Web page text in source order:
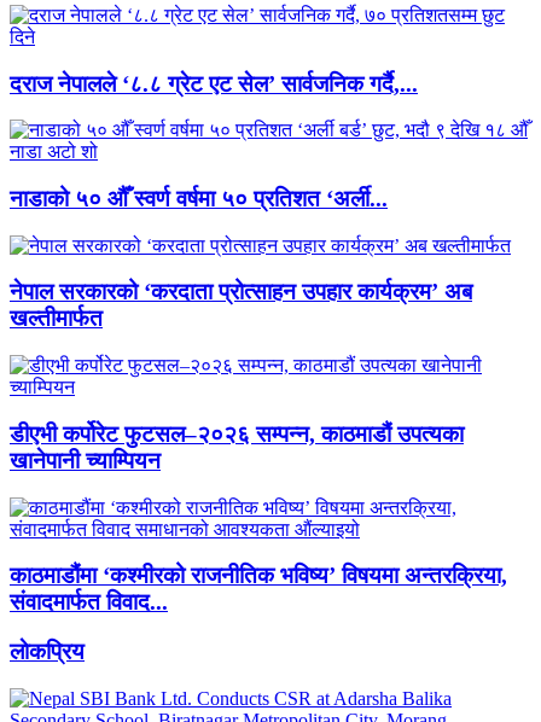
दराज नेपालले ‘८.८ ग्रेट एट सेल’ सार्वजनिक गर्दै,...
नाडाको ५० औँ स्वर्ण वर्षमा ५० प्रतिशत ‘अर्ली...
नेपाल सरकारको ‘करदाता प्रोत्साहन उपहार कार्यक्रम’ अब
खल्तीमार्फत
डीएभी कर्पोरेट फुटसल–२०२६ सम्पन्न, काठमाडौं उपत्यका
खानेपानी च्याम्पियन
काठमाडौंमा ‘कश्मीरको राजनीतिक भविष्य’ विषयमा अन्तरक्रिया,
संवादमार्फत विवाद...
लाेकप्रिय